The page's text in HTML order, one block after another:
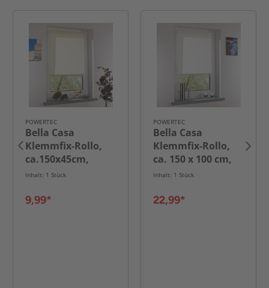
POWERTEC
Bella Casa
Klemmfix-Rollo,
ca.150x45cm,
Creme
Inhalt: 1 Stück
9,99*
POWERTEC
Bella Casa
Klemmfix-Rollo,
ca. 150 x 100 cm,
weiß
Inhalt: 1 Stück
22,99*